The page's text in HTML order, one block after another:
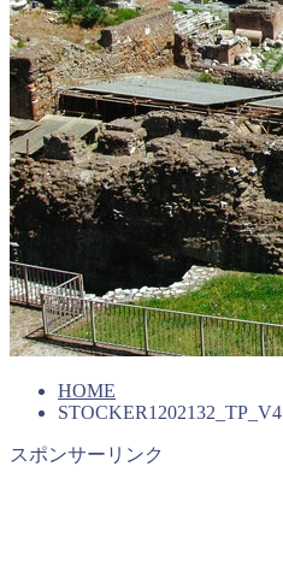
HOME
STOCKER1202132_TP_V4
スポンサーリンク